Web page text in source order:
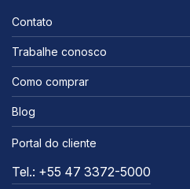
Contato
Trabalhe conosco
Como comprar
Blog
Portal do cliente
Tel.: +55 47 3372-5000